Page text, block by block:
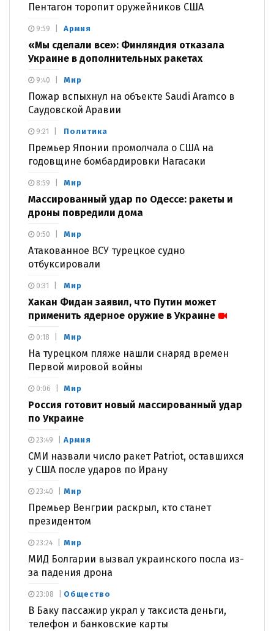
Пентагон торопит оружейников США
Армия
«Мы сделали все»: Финляндия отказала
Украине в дополнительных ракетах
9:59
Мир
Пожар вспыхнул на объекте Saudi Aramco в
Саудовской Аравии
9:40
Политика
Премьер Японии промолчала о США на
годовщине бомбардировки Нагасаки
9:21
Мир
Массированный удар по Одессе: ракеты и
дроны повредили дома
8:59
Мир
Атакованное ВСУ турецкое судно
отбуксировали
0:50
Мир
Хакан Фидан заявил, что Путин может
применить ядерное оружие в Украине
0:31
Мир
На турецком пляже нашли снаряд времен
Первой мировой войны
0:18
Мир
Россия готовит новый массированный удар
по Украине
0:06
Армия
СМИ назвали число ракет Patriot, оставшихся
у США после ударов по Ирану
23:49
Мир
Премьер Венгрии раскрыл, кто станет
президентом
23:40
Мир
МИД Болгарии вызвал украинского посла из-
за падения дрона
23:24
Общество
В Баку пассажир украл у таксиста деньги,
телефон и банковские карты
23:08